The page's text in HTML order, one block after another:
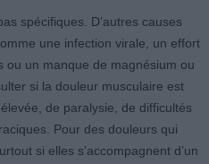
spécifiques. D’autres causes
une infection virale, un effort
ou un manque de magnésium ou
si la douleur musculaire est
de paralysie, de difficultés
Pour des douleurs qui
si elles s’accompagnent d’un